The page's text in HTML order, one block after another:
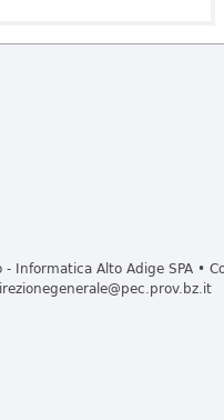
Informatica Alto Adige SPA •